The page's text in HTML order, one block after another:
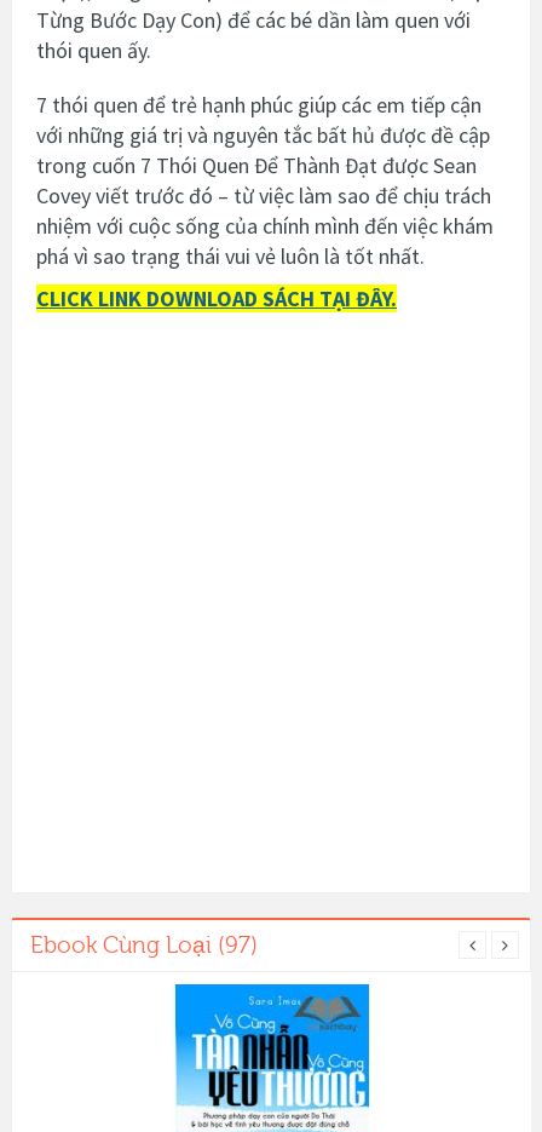
Từng Bước Dạy Con) để các bé dần làm quen với
thói quen ấy.
7 thói quen để trẻ hạnh phúc giúp các em tiếp cận
với những giá trị và nguyên tắc bất hủ được đề cập
trong cuốn 7 Thói Quen Để Thành Đạt được Sean
Covey viết trước đó – từ việc làm sao để chịu trách
nhiệm với cuộc sống của chính mình đến việc khám
phá vì sao trạng thái vui vẻ luôn là tốt nhất.
CLICK LINK DOWNLOAD SÁCH TẠI ĐÂY.
Ebook Cùng Loại (97)